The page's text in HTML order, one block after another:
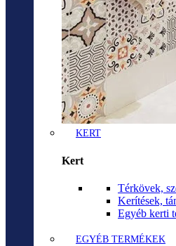
KERT
Kert
Térkövek,
Kerítések,
Egyéb kerti
EGYÉB TERMÉKEK